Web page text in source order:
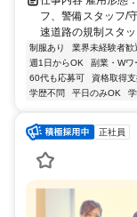
フ、警備スタ
速道路の規制
制服あり 業界未経験者歓
週1日からOK
副業・Wワ
60代も応募可
資格取得
学歴不問
平日のみOK
正社員